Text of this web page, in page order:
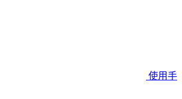
使用手